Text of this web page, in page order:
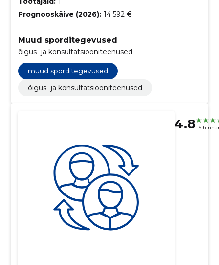
Prognooskäive (2026): 14 592 €
Muud sporditegevused
õigus- ja konsultatsiooniteenused
muud sporditegevused
õigus- ja konsultatsiooniteenused
4.8 15